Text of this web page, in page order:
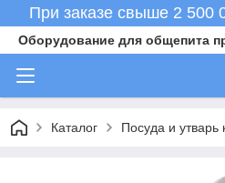
При заказе свыше 2 500
Оборудование для общепита
Каталог Посуда и утварь